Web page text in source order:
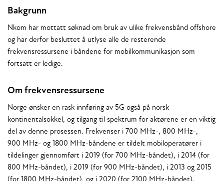
Bakgrunn
Nkom har mottatt søknad om bruk av ulike frekvensbånd offshore
og har derfor besluttet å utlyse alle de resterende
frekvensressursene i båndene for mobilkommunikasjon som
fortsatt er ledige.
Om frekvensressursene
Norge ønsker en rask innføring av 5G også på norsk
kontinentalsokkel, og tilgang til spektrum for aktørene er en viktig
del av denne prosessen. Frekvenser i 700 MHz-, 800 MHz-,
900 MHz- og 1800 MHz-båndene er tildelt mobiloperatører i
tildelinger gjennomført i 2019 (for 700 MHz-båndet), i 2014 (for
800 MHz-båndet), i 2019 (for 900 MHz-båndet), i 2013 og 2015